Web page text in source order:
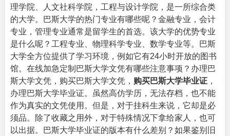
理学院、人文社科学院，工程与设计学院，是一所综合类
的大学。巴斯大学的热门专业有哪些呢？金融专业，会计
专业，管理专业通常是留学生的首选。该大学的优势专业
是什么呢？工程专业、物理科学专业、数学专业等。巴斯
大学全方位提供了学习环境，例如它有24小时开放的图书
馆。在线加急定制巴斯大学文凭有哪些注意事项？办理巴
斯大学文凭，购买巴斯大学文凭， 购买巴斯大学毕业证 ，
办理巴斯大学毕业证。虽然高仿学历，无法存档，也不能
作为真实的文凭使用。但是，对于挂科生来说，它却是必
须品。除了收藏之用外，对于特殊情况下拿给家人，也可
以出据。巴斯大学毕业证的版本有什么差别？如果鉴别旧